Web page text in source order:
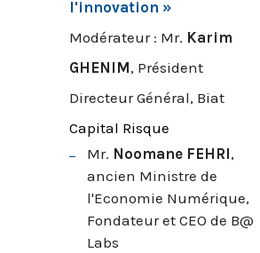
l'innovation »
Modérateur : Mr. Karim
GHENIM, Président
Directeur Général, Biat
Capital Risque
Mr. Noomane FEHRI,
ancien Ministre de
l'Economie Numérique,
Fondateur et CEO de B@
Labs